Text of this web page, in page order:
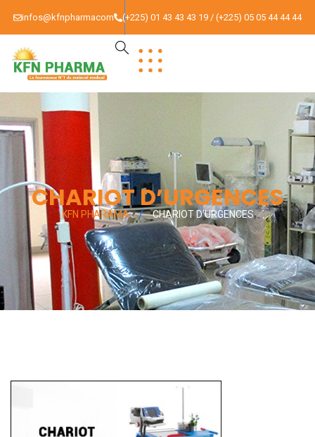
infos@kfnpharmacom (+225) 01 43 43 43 19 / (+225) 05 05 44 44 44
CHARIOT D’URGENCES
KFN PHARAMA CHARIOT D’URGENCES